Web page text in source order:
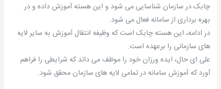
چابک در سازمان شناسایی می شود و این هسته آموزش داده و در
بهره برداری از سامانه فعال می شود.
در ادامه، این هسته چابک است که وظیفه انتقال آموزش به سایر لایه
های سازمانی را برعهده است.
علی ای حال، ایده ورزان خود را موظف می داند که شرایطی را فراهم
آورد که آموزش سامانه در تمامی لایه های سازمان محقق شود.